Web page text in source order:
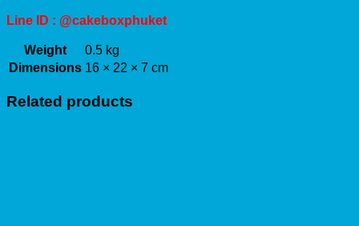
Line ID : @cakeboxphuket
Weight
0.5 kg
Dimensions 16 × 22 × 7 cm
Related products